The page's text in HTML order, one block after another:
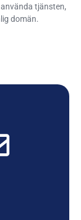
tjänsten,
domän.